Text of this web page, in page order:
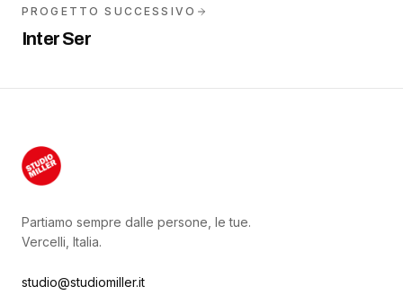
PROGETTO SUCCESSIVO
Inter Ser
Partiamo sempre dalle persone, le tue.
Vercelli, Italia.
studio@studiomiller.it